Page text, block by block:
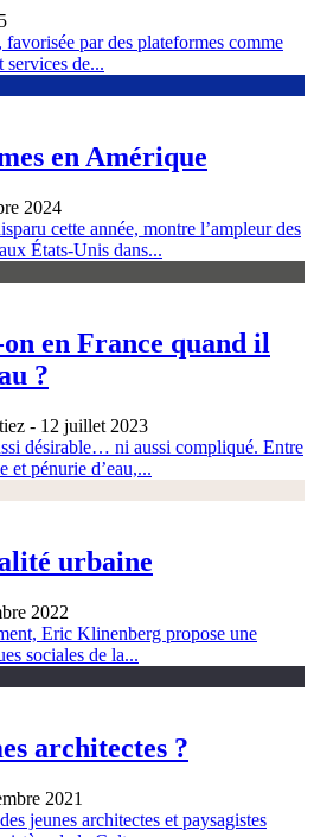
par des plateformes comme
services de...
en Amérique
2024
cette année, montre l’ampleur des
États-Unis dans...
en France quand il
?
- 12 juillet 2023
désirable… ni aussi compliqué. Entre
et pénurie d’eau,...
urbaine
2022
Eric Klinenberg propose une
sociales de la...
architectes ?
2021
jeunes architectes et paysagistes